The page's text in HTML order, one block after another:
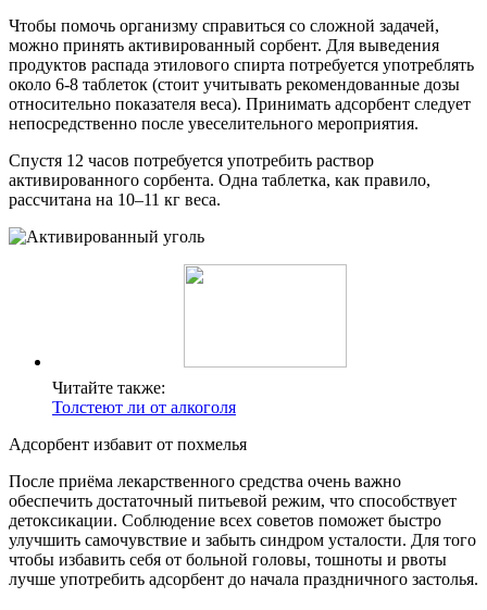
Чтобы помочь организму справиться со сложной задачей,
можно принять активированный сорбент. Для выведения
продуктов распада этилового спирта потребуется употреблять
около 6-8 таблеток (стоит учитывать рекомендованные дозы
относительно показателя веса). Принимать адсорбент следует
непосредственно после увеселительного мероприятия.
Спустя 12 часов потребуется употребить раствор
активированного сорбента. Одна таблетка, как правило,
рассчитана на 10–11 кг веса.
Читайте также:
Толстеют ли от алкоголя
Адсорбент избавит от похмелья
После приёма лекарственного средства очень важно
обеспечить достаточный питьевой режим, что способствует
детоксикации. Соблюдение всех советов поможет быстро
улучшить самочувствие и забыть синдром усталости. Для того
чтобы избавить себя от больной головы, тошноты и рвоты
лучше употребить адсорбент до начала праздничного застолья.